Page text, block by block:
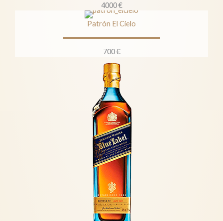
4000 €
Patrón El Cielo
700 €